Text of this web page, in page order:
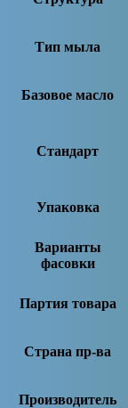
Тип мыла
Базовое масло
Стандарт
Упаковка
Варианты
фасовки
Партия товара
Страна пр-ва
Производитель